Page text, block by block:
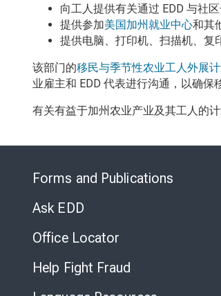
向工人提供有关通过 EDD 与社
提供参加美国加州就业中心和其
提供电脑、打印机、扫描机、复
该部门的移民与季节性农业工人外展
业雇主和 EDD 代表进行沟通，以确保
有关有益于加州农业产业及其工人的
Forms and Publications
Ask EDD
Office Locator
Help Fight Fraud